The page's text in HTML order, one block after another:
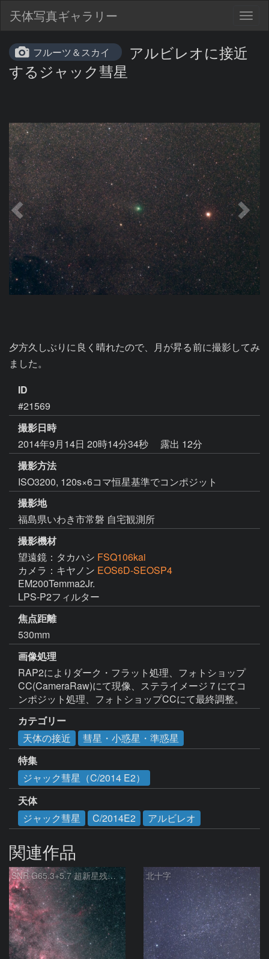
天体写真ギャラリー
フルーツ＆スカイ
アルビレオに接近
するジャック彗星
夕方久しぶりに良く晴れたので、月が昇る前に撮影してみ
ました。
ID
#21569
撮影日時
2014年9月14日 20時14分34秒
露出 12分
撮影方法
ISO3200, 120s×6コマ恒星基準でコンポジット
撮影地
福島県いわき市常磐 自宅観測所
撮影機材
望遠鏡：タカハシ FSQ106kai
カメラ：キヤノン EOS6D-SEOSP4
EM200Temma2Jr.
焦点距離
530mm
画像処理
RAP2によりダーク・フラット処理、フォトショップ
CC(CameraRaw)にて現像、ステライメージ７にてコ
ンポジット処理、フォトショップCCにて最終調整。
カテゴリー
天体の接近
彗星・小惑星・準惑星
特集
ジャック彗星（C/2014 E2）
天体
ジャック彗星
C/2014E2 アルビレオ
関連作品
SNR G65.3+5.7 超新星残骸 アルビレオ周辺 はくちょう座 北十字